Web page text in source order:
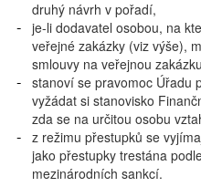
druhý návrh v pořadí,
je-li dodavatel osobou, na
veřejné zakázky (viz výše),
smlouvy na veřejnou
stanoví se pravomoc Úřadu
vyžádat si stanovisko
zda se na určitou osobu
z režimu přestupků se
jako přestupky trestána
mezinárodních sankcí.